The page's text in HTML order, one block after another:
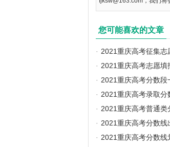
您可能喜欢的文章
· 2021重庆高考征集志
· 2021重庆高考志愿填
· 2021重庆高考分数段
· 2021重庆高考录取分
· 2021重庆高考普通类
· 2021重庆高考分数线
· 2021重庆高考分数线